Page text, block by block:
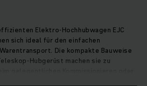
Elektro-Hochhubwagen EJC
sich ideal für den einfachen
Die kompakte Bauweise
Hubgerüst machen sie zu